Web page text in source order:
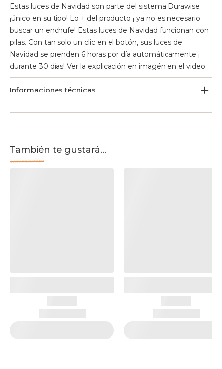
Estas luces de Navidad son parte del sistema Durawise
¡único en su tipo! Lo + del producto ¡ ya no es necesario
buscar un enchufe! Estas luces de Navidad funcionan con
pilas. Con tan solo un clic en el botón, sus luces de
Navidad se prenden 6 horas por día automáticamente ¡
durante 30 días! Ver la explicación en imagén en el video.
Informaciones técnicas
También te gustará...